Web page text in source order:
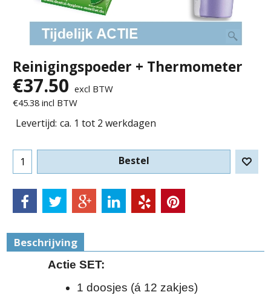
Reinigingspoeder + Thermometer
€37.50 excl BTW
€45.38 incl BTW
Levertijd: ca. 1 tot 2 werkdagen
Bestel
Beschrijving
Actie SET:
1 doosjes (á 12 zakjes)